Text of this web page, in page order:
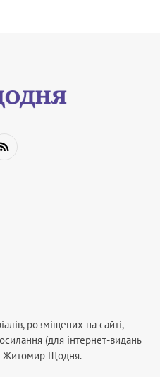
RSS
розміщених на сайті,
(для інтернет-видань
Житомир Щодня.